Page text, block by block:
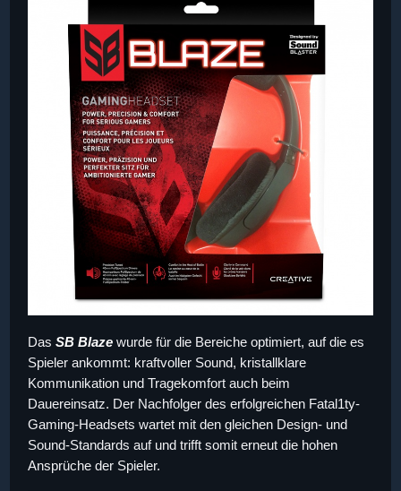
Das SB Blaze wurde für die Bereiche optimiert, auf die es
Spieler ankommt: kraftvoller Sound, kristallklare
Kommunikation und Tragekomfort auch beim
Dauereinsatz. Der Nachfolger des erfolgreichen Fatal1ty-
Gaming-Headsets wartet mit den gleichen Design- und
Sound-Standards auf und trifft somit erneut die hohen
Ansprüche der Spieler.